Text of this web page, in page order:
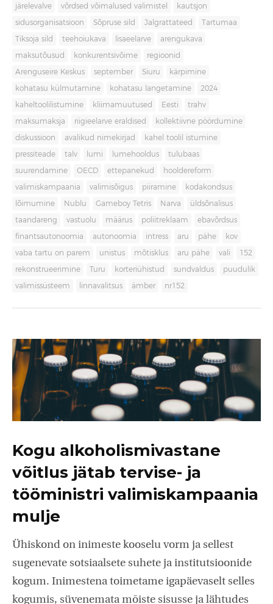
järelevalve võrdsed võimalused valimistel kautsjon
sidusorganisatsioon Sõpruse sild Jalgrattateed Tartumaa
Tiksoja sild teehoiukava lisaeelarve arengukava
maksutõusud konkurentsivõime regioonid
Arenguseire Keskus september Siuru kärpimine
kohatasu külmutamine kohatasu langetamine 2024
kaheltoolilistumine kliimamuutused Eesti trahv
maksumaksja riigieelarve eraldised kollektiivne pöördumine
diskussioon avalikud nimekirjad kahel toolil istumine
pressiteade talv lumi lumehooldus tulubaas
suurendamine OECD ettepanekud hooldereform
valimiskampaania valimisõigus piiramine kodakondsus
lõimumine Nublu Gameboy Tetris Narva üldsõnalisus
taandareng vastuolu määrus poliitreklaam ebavõrdsus
finantsautonoomia autonoomia intress aru pähe kov
vaba tartu on parem unistus mõtisklus aru pähe vali 152
rekonstrueerimine Turu korteriühistud sundvaldus puudulik
valimissüsteem linnavalitsus ämber nr152
Kogu alkoholismivastane
võitlus jätab tervise- ja
tööministri valimiskampaania
mulje
Ühiskond on inimeste kooselu vorm ja sellest
sugenevate sotsiaalsete suhete ja institutsioonide
kogum. Inimestena toimetame igapäevaselt selles
kogumis, süvenemata mõiste sisusse ja lähtudes